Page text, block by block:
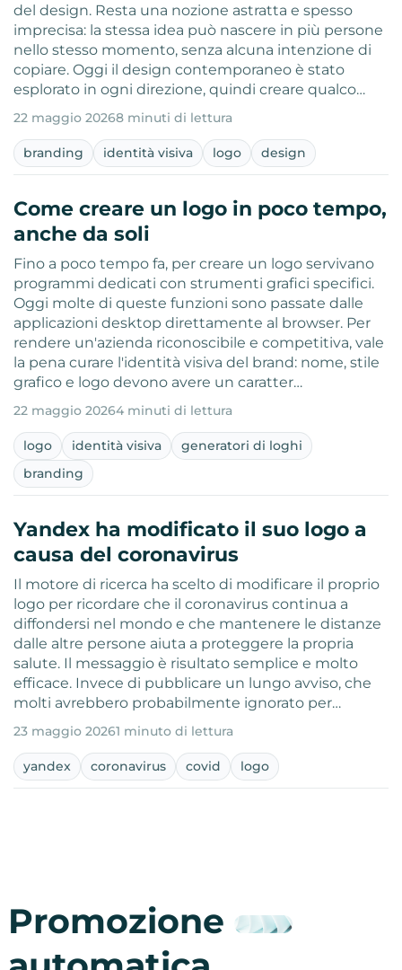
del design. Resta una nozione astratta e spesso
imprecisa: la stessa idea può nascere in più persone
nello stesso momento, senza alcuna intenzione di
copiare. Oggi il design contemporaneo è stato
esplorato in ogni direzione, quindi creare qualco…
22 maggio 20268 minuti di lettura
branding identità visiva logo design
Come creare un logo in poco tempo,
anche da soli
Fino a poco tempo fa, per creare un logo servivano
programmi dedicati con strumenti grafici specifici.
Oggi molte di queste funzioni sono passate dalle
applicazioni desktop direttamente al browser. Per
rendere un'azienda riconoscibile e competitiva, vale
la pena curare l'identità visiva del brand: nome, stile
grafico e logo devono avere un caratter…
22 maggio 20264 minuti di lettura
logo identità visiva
generatori di loghi
branding
Yandex ha modificato il suo logo a
causa del coronavirus
Il motore di ricerca ha scelto di modificare il proprio
logo per ricordare che il coronavirus continua a
diffondersi nel mondo e che mantenere le distanze
dalle altre persone aiuta a proteggere la propria
salute. Il messaggio è risultato semplice e molto
efficace. Invece di pubblicare un lungo avviso, che
molti avrebbero probabilmente ignorato per…
23 maggio 20261 minuto di lettura
yandex coronavirus covid logo
Promozione